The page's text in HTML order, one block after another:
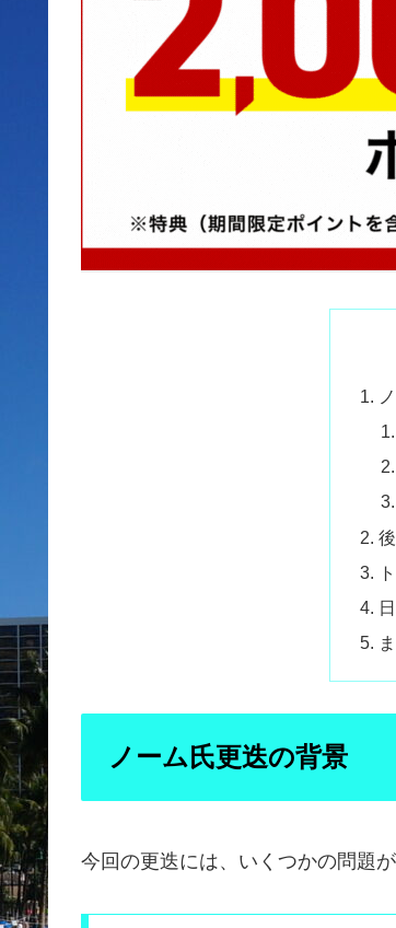
ノーム氏更迭の背景
今回の更迭には、いくつかの問題